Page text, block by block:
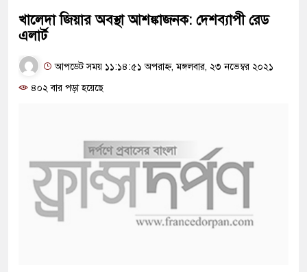
খালেদা জিয়ার অবস্থা আশঙ্কাজনক: দেশব্যাপী রেড
এলার্ট
আপডেট সময় ১১:১৪:৫১ অপরাহ্ন, মঙ্গলবার, ২৩ নভেম্বর ২০২১
৪০২ বার পড়া হয়েছে